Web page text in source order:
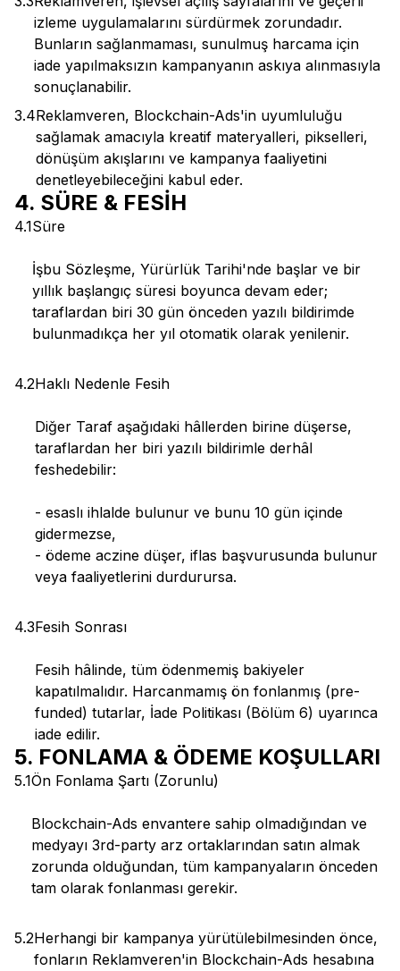
izleme uygulamalarını sürdürmek zorundadır.
Bunların sağlanmaması, sunulmuş harcama için
iade yapılmaksızın kampanyanın askıya alınmasıyla
sonuçlanabilir.
3.4Reklamveren, Blockchain-Ads'in uyumluluğu
sağlamak amacıyla kreatif materyalleri, pikselleri,
dönüşüm akışlarını ve kampanya faaliyetini
denetleyebileceğini kabul eder.
4. SÜRE & FESİH
4.1Süre
İşbu Sözleşme, Yürürlük Tarihi'nde başlar ve bir
yıllık başlangıç süresi boyunca devam eder;
taraflardan biri 30 gün önceden yazılı bildirimde
bulunmadıkça her yıl otomatik olarak yenilenir.
4.2Haklı Nedenle Fesih
Diğer Taraf aşağıdaki hâllerden birine düşerse,
taraflardan her biri yazılı bildirimle derhâl
feshedebilir:
- esaslı ihlalde bulunur ve bunu 10 gün içinde
gidermezse,
- ödeme aczine düşer, iflas başvurusunda bulunur
veya faaliyetlerini durdurursa.
4.3Fesih Sonrası
Fesih hâlinde, tüm ödenmemiş bakiyeler
kapatılmalıdır. Harcanmamış ön fonlanmış (pre-
funded) tutarlar, İade Politikası (Bölüm 6) uyarınca
iade edilir.
5. FONLAMA & ÖDEME KOŞULLARI
5.1Ön Fonlama Şartı (Zorunlu)
Blockchain-Ads envantere sahip olmadığından ve
medyayı 3rd-party arz ortaklarından satın almak
zorunda olduğundan, tüm kampanyaların önceden
tam olarak fonlanması gerekir.
5.2Herhangi bir kampanya yürütülebilmesinden önce,
fonların Reklamveren'in Blockchain-Ads hesabına